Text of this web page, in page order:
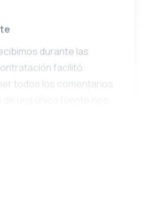
durante las
facilitó
todos los comentarios